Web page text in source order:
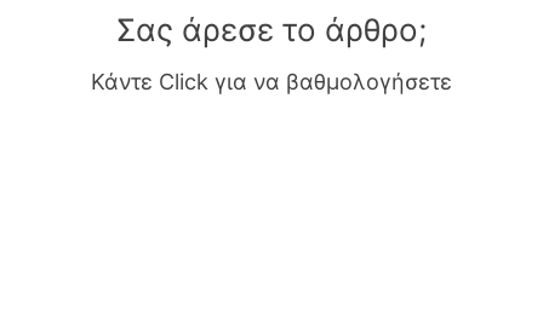
Σας άρεσε το άρθρο;
Κάντε Click για να βαθμολογήσετε